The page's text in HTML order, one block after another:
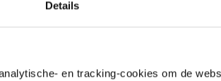
Details
en tracking-cookies om de